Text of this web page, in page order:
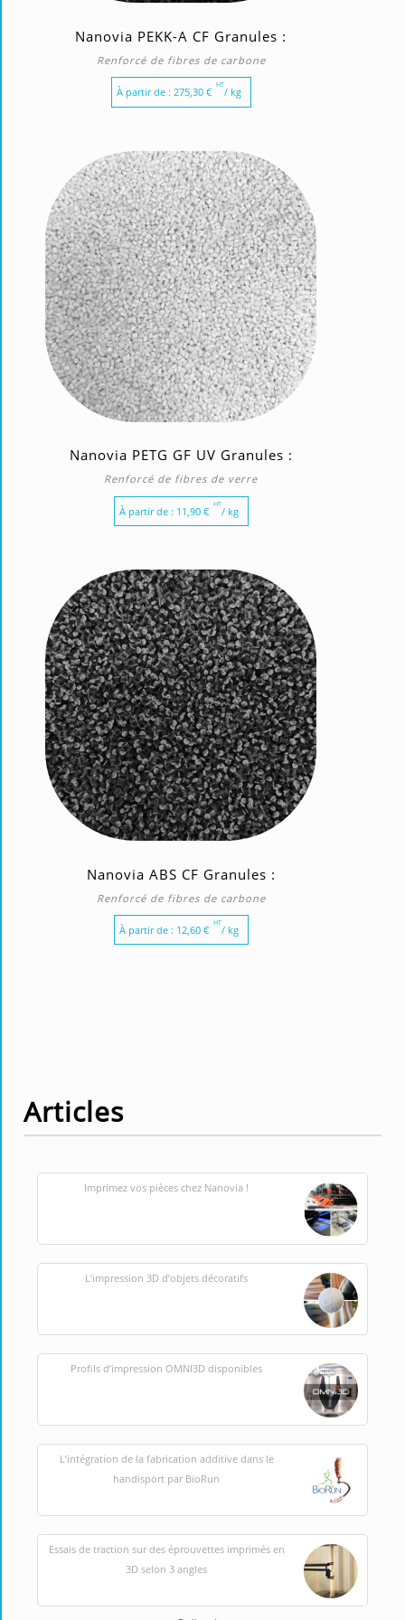
Nanovia PEKK-A CF Granules :
Renforcé de fibres de carbone
À partir de : 275,30 €
HT
/ kg
Nanovia PETG GF UV Granules :
Renforcé de fibres de verre
À partir de : 11,90 €
HT
/ kg
Nanovia ABS CF Granules :
Renforcé de fibres de carbone
À partir de : 12,60 €
HT
/ kg
Articles
Imprimez vos pièces chez Nanovia !
L’impression 3D d’objets décoratifs
Profils d’impression OMNI3D disponibles
L’intégration de la fabrication additive dans le
handisport par BioRun
Essais de traction sur des éprouvettes imprimés en
3D selon 3 angles